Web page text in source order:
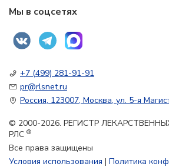
Мы в соцсетях
+7 (499) 281-91-91
pr@rlsnet.ru
Россия, 123007, Москва, ул. 5-я
© 2000-2026. РЕГИСТР
РЛС ®
Все права защищены
Условия использования | Политика